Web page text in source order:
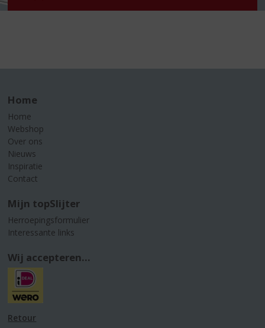
Home
Home
Webshop
Over ons
Nieuws
Inspiratie
Contact
Mijn topSlijter
Herroepingsformulier
Interessante links
Wij accepteren...
Retour